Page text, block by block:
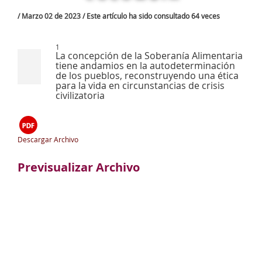
/ Marzo 02 de 2023 / Este artículo ha sido consultado 64 veces
1
La concepción de la Soberanía Alimentaria
tiene andamios en la autodeterminación
de los pueblos, reconstruyendo una ética
para la vida en circunstancias de crisis
civilizatoria
Descargar Archivo
Previsualizar Archivo